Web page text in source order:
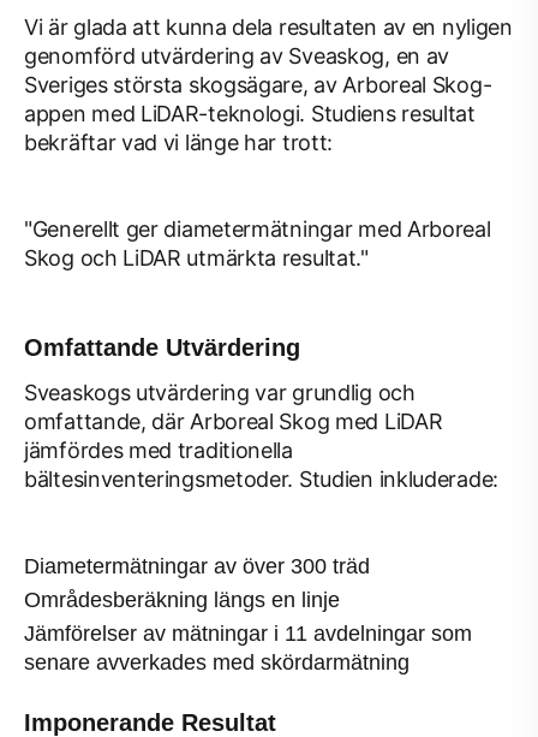
Vi är glada att kunna dela resultaten av en nyligen
genomförd utvärdering av Sveaskog, en av
Sveriges största skogsägare, av Arboreal Skog-
appen med LiDAR-teknologi. Studiens resultat
bekräftar vad vi länge har trott:
"Generellt ger diametermätningar med Arboreal
Skog och LiDAR utmärkta resultat."
Omfattande Utvärdering
Sveaskogs utvärdering var grundlig och
omfattande, där Arboreal Skog med LiDAR
jämfördes med traditionella
bältesinventeringsmetoder. Studien inkluderade:
Diametermätningar av över 300 träd
Områdesberäkning längs en linje
Jämförelser av mätningar i 11 avdelningar som
senare avverkades med skördarmätning
Imponerande Resultat